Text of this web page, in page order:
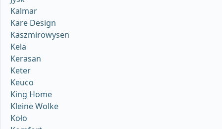
Kalmar
Kare Design
Kaszmirowysen
Kela
Kerasan
Keter
Keuco
King Home
Kleine Wolke
Koło